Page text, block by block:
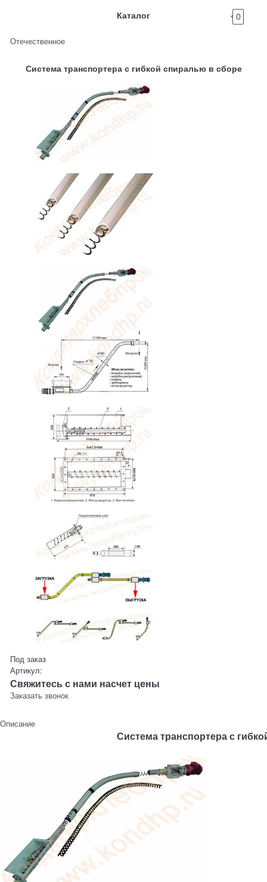
Каталог 0
Отечественное
Система транспортера с гибкой спиралью в сборе
Под заказ
Артикул:
Свяжитесь с нами насчет цены
Заказать звонок
Описание
Система транспортера с